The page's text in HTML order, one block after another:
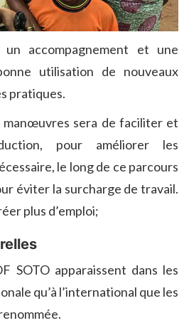
accompagnement et une
utilisation de nouveaux
pratiques.
sera de faciliter et
pour améliorer les
le long de ce parcours
éviter la surcharge de travail.
plus d’emploi;
SOTO apparaissent dans les
qu’à l’international que les